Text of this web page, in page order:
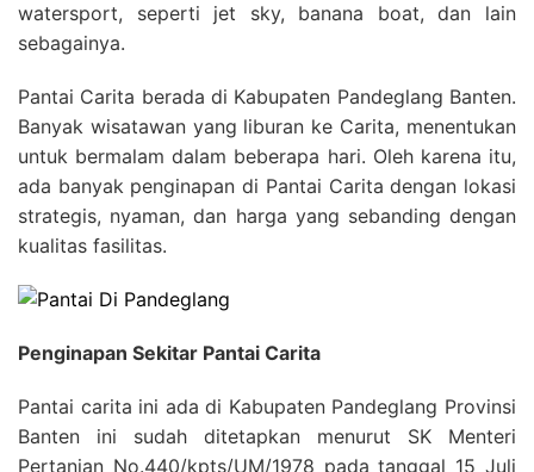
watersport, seperti jet sky, banana boat, dan lain
sebagainya.
Pantai Carita berada di Kabupaten Pandeglang Banten.
Banyak wisatawan yang liburan ke Carita, menentukan
untuk bermalam dalam beberapa hari. Oleh karena itu,
ada banyak penginapan di Pantai Carita dengan lokasi
strategis, nyaman, dan harga yang sebanding dengan
kualitas fasilitas.
Penginapan Sekitar Pantai Carita
Pantai carita ini ada di Kabupaten Pandeglang Provinsi
Banten ini sudah ditetapkan menurut SK Menteri
Pertanian No.440/kpts/UM/1978 pada tanggal 15 Juli